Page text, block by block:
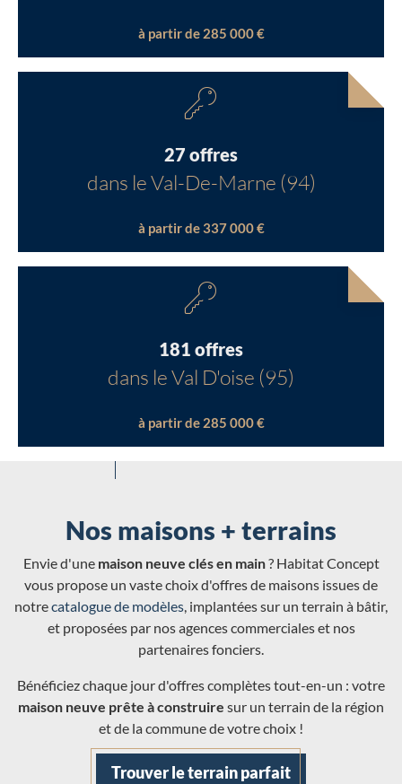
à partir de 285 000 €
27 offres
dans le Val-De-Marne (94)
à partir de 337 000 €
181 offres
dans le Val D'oise (95)
à partir de 285 000 €
Nos maisons + terrains
Envie d'une maison neuve clés en main? Habitat Concept
vous propose un vaste choix d'offres de maisons issues de
notrecatalogue de modèles, implantées sur un terrain à bâtir,
et proposées par nos agences commerciales et nos
partenaires fonciers.
Bénéficiez chaque jour d'offres complètes tout-en-un : votre
maison neuve prête à construire sur un terrain de la région
et de la commune de votre choix !
Trouver le terrain parfait